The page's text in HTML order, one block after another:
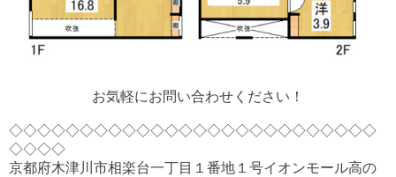
お気軽にお問い合わせください！
◇◇◇◇◇◇◇◇◇◇◇◇◇◇◇◇◇◇◇◇◇◇◇◇◇◇
◇◇◇◇
京都府木津川市相楽台一丁目１番地１号イオンモール高の